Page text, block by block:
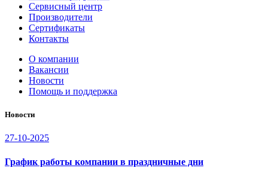
Сервисный центр
Производители
Сертификаты
Контакты
О компании
Вакансии
Новости
Помощь и поддержка
Новости
27-10-2025
График работы компании в праздничные дни